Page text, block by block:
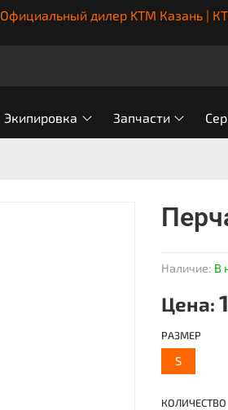
Официальный дилер KTM Казань |
Экипировка Запчасти
Наличие: В
Цена:
КОЛИЧЕСТВО
РАЗМЕР
S